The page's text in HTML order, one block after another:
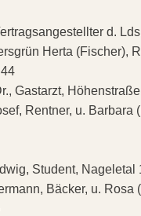
d.
Herta (Fischer),
Gastarzt,
Rentner, u. Barbara
Student, Nageletal
Bäcker, u. Rosa